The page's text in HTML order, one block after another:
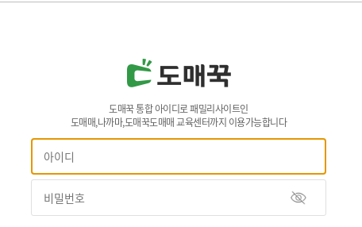
도매꾹 통합 아이디로 패밀리사이트인
도매매,나까마,도매꾹도매매 교육센터까지 이용가능합니다